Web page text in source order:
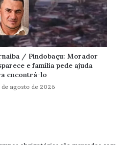
/ Pindobaçu: Morador
e família pede ajuda
encontrá-lo
de agosto de 2026